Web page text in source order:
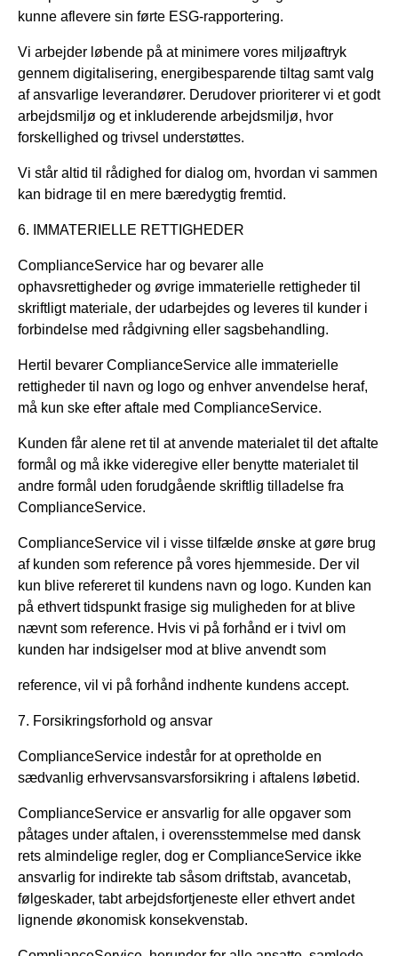
kunne aflevere sin førte ESG-rapportering.
Vi arbejder løbende på at minimere vores miljøaftryk
gennem digitalisering, energibesparende tiltag samt valg
af ansvarlige leverandører. Derudover prioriterer vi et godt
arbejdsmiljø og et inkluderende arbejdsmiljø, hvor
forskellighed og trivsel understøttes.
Vi står altid til rådighed for dialog om, hvordan vi sammen
kan bidrage til en mere bæredygtig fremtid.
6. IMMATERIELLE RETTIGHEDER
ComplianceService har og bevarer alle
ophavsrettigheder og øvrige immaterielle rettigheder til
skriftligt materiale, der udarbejdes og leveres til kunder i
forbindelse med rådgivning eller sagsbehandling.
Hertil bevarer ComplianceService alle immaterielle
rettigheder til navn og logo og enhver anvendelse heraf,
må kun ske efter aftale med ComplianceService.
Kunden får alene ret til at anvende materialet til det aftalte
formål og må ikke videregive eller benytte materialet til
andre formål uden forudgående skriftlig tilladelse fra
ComplianceService.
ComplianceService vil i visse tilfælde ønske at gøre brug
af kunden som reference på vores hjemmeside. Der vil
kun blive refereret til kundens navn og logo. Kunden kan
på ethvert tidspunkt frasige sig muligheden for at blive
nævnt som reference. Hvis vi på forhånd er i tvivl om
kunden har indsigelser mod at blive anvendt som
reference, vil vi på forhånd indhente kundens accept.
7. Forsikringsforhold og ansvar
ComplianceService indestår for at opretholde en
sædvanlig erhvervsansvarsforsikring i aftalens løbetid.
ComplianceService er ansvarlig for alle opgaver som
påtages under aftalen, i overensstemmelse med dansk
rets almindelige regler, dog er ComplianceService ikke
ansvarlig for indirekte tab såsom driftstab, avancetab,
følgeskader, tabt arbejdsfortjeneste eller ethvert andet
lignende økonomisk konsekvenstab.